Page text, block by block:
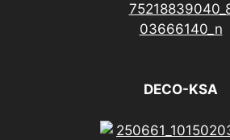
DECO-KSA